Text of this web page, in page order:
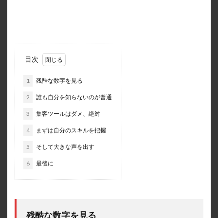
目次
1 残酷な数字を見る
2 誰も自分を知らないのが普通
3 集客ツールはダメ、絶対
4 まずは自分のスキルを把握
5 そして大きな声を出す
6 最後に
残酷な数字を見る